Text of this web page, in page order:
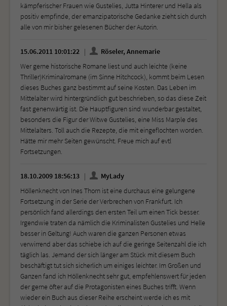
kämpferischer Frauen wie Gustelies, Jutta Hinterer und Hella als
positiv empfinde, der emanzipatorische Gedanke zieht sich durch
alle von mir bisher gelesenen Bücher der Autorin.
15.06.2011 10:01:22
Röseler, Annemarie
Wer gerne historische Romane liest und auch leichte (keine
Thriller)Kriminalromane (im Sinne Hitchcock), kommt beim Lesen
dieses Buches ganz bestimmt auf seine Kosten. Das Leben im
Mittelalter wird hintergründlich gut beschrieben, so das diese Zeit
fast genenwärtig ist. Die Hauptfiguren sind wunderbar gestaltet,
besonders die Figur der Witwe Gustelies, eine Miss Marple des
Mittelalters. Toll auch die Rezepte, die mit eingeflochten worden.
Hätte mir mehr Seiten gewünscht. Freue mich auf evtl
Fortsetzungen.
18.10.2009 18:56:13
MyLady
Höllenknecht von Ines Thorn ist eine durchaus eine gelungene
Fortsetzung in der Serie der Verbrechen von Frankfurt. Ich
persönlich fand allerdings den ersten Teil um einen Tick besser.
Irgendwie traten da nämlich die Kriminalisten Gustelies und Helle
besser in Geltung! Auch waren die ganzen Personen etwas
verwirrend aber das schiebe ich auf die geringe Seitenzahl die ich
täglich las. Jemand der sich länger am Stück mit diesem Buch
beschäftigt tut sich sicherlich um einiges leichter. Im Großen und
Ganzen fand ich Höllenknecht sehr gut, empfehlenswert für jeden
der gerne öfter auf die Protagonisten eines Buches trifft. Wenn
wieder ein Buch aus dieser Reihe erscheint werde ich es mit